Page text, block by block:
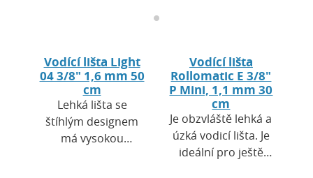
Vodící lišta Light
04 3/8" 1,6 mm 50
cm
Lehká lišta se
štíhlým designem
má vysokou
Vodící lišta
Rollomatic E 3/8"
P Mini, 1,1 mm 30
cm
Je obzvláště lehká a
úzká vodicí lišta. Je
ideální pro ještě